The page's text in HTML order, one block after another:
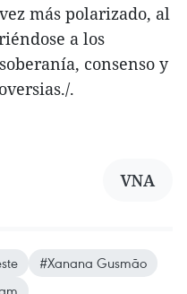
más polarizado, al
a los
consenso y
.
VNA
#Xanana Gusmão